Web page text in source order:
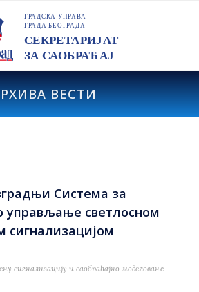
ВЕСТИ
Система за
управљање светлосном
сигнализацијом
сигнализацију и саобраћајно моделовање